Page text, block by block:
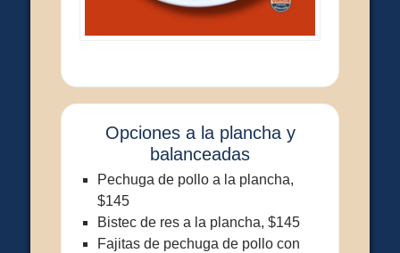
Opciones a la plancha y
balanceadas
Pechuga de pollo a la plancha,
$145
Bistec de res a la plancha, $145
Fajitas de pechuga de pollo con